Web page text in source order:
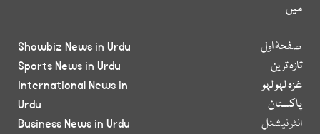
میں
صفحۂ اول
تازہ ترین
غزہ لہو لہو
پاکستان
انٹر نیشنل
Showbiz News in Urdu
Sports News in Urdu
International News in
Urdu
Business News in Urdu